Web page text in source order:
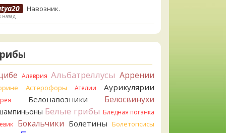
Навозник.
назад
Скорее всего он.
Что-то из рядовок. Цвета на фото вряд
Рядовка мыльная, судя по пластинкам.
сделали, что не взяли.
Подгруздок чёрный, или близкие виды
Алеврия Альбатреллусы Аррении
Астерофоры Ателии Аурикулярии
Белонавозники Белосвинухи
Белые грибы Бледная поганка
Бокальчики Болетины Болетопсисы